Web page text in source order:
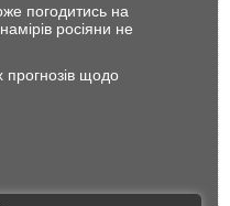
погодитись на
росіяни не
щодо